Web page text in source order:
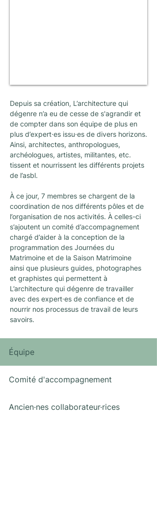
Depuis sa création, L’architecture qui
dégenre n’a eu de cesse de s'agrandir et
de compter dans son équipe de plus en
plus d’expert·es issu·es de divers horizons.
Ainsi, architectes, anthropologues,
archéologues, artistes, militantes, etc.
tissent et nourrissent les différents projets
de l’asbl.
À ce jour, 7 membres se chargent de la
coordination de nos différents pôles et de
l’organisation de nos activités. À celles-ci
s’ajoutent un comité d’accompagnement
chargé d’aider à la conception de la
programmation des Journées du
Matrimoine et de la Saison Matrimoine
ainsi que plusieurs guides, photographes
et graphistes qui permettent à
L’architecture qui dégenre de travailler
avec des expert·es de confiance et de
nourrir nos processus de travail de leurs
savoirs.
Équipe
Comité d'accompagnement
Ancien·nes collaborateur·rices